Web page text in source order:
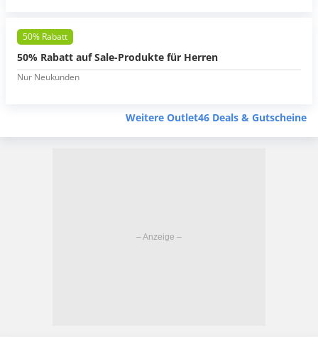
50% Rabatt
50% Rabatt auf Sale-Produkte für Herren
Nur Neukunden
Weitere Outlet46 Deals & Gutscheine